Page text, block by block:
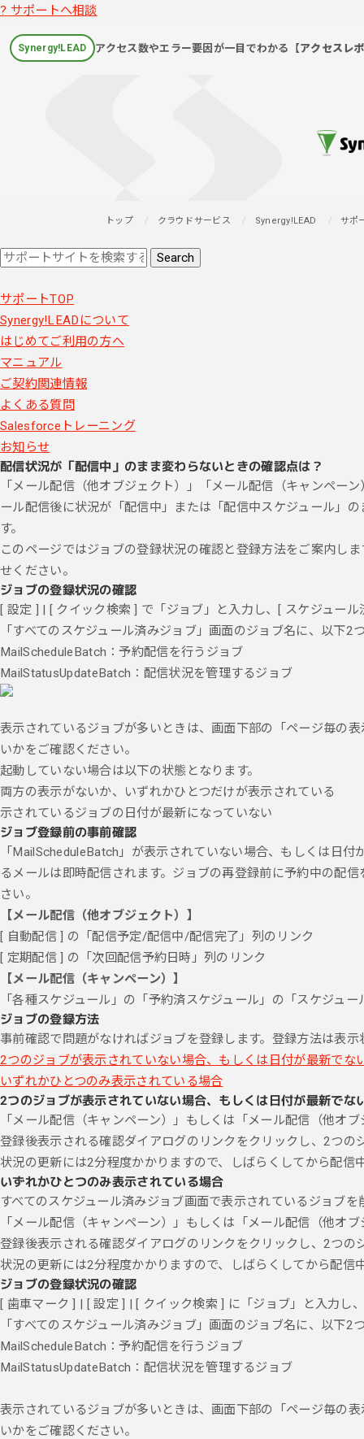
? サポートへ相談
Synergy!LEAD アクセス数やエラー要因が一目でわかる 【アクセスレ
トップ クラウドサービス Synergy!LEAD サポ
サポートTOP
Synergy!LEADについて
はじめてご利用の方へ
マニュアル
ご契約関連情報
よくある質問
Salesforceトレーニング
お知らせ
配信状況が「配信中」のまま変わらないときの確認点は？
「メール配信（他オブジェクト）」「メール配信（キャンペー
ール配信後に状況が「配信中」または「配信中スケジュール」
す。
このページではジョブの登録状況の確認と登録方法をご案内し
せください。
ジョブの登録状況の確認
[ 設定 ] | [ クイック検索 ] で「ジョブ」と入力し、[ スケジュー
「すべてのスケジュール済みジョブ」画面のジョブ名に、以下
MailScheduleBatch：予約配信を行うジョブ
MailStatusUpdateBatch：配信状況を管理するジョブ
表示されているジョブが多いときは、画面下部の「ページ毎の
いかをご確認ください。
起動していない場合は以下の状態となります。
両方の表示がないか、いずれかひとつだけが表示されている
示されているジョブの日付が最新になっていない
ジョブ登録前の事前確認
「MailScheduleBatch」が表示されていない場合、もしくは日
るメールは即時配信されます。ジョブの再登録前に予約中の配
さい。
【メール配信（他オブジェクト）】
[ 自動配信 ] の「配信予定/配信中/配信完了」列のリンク
[ 定期配信 ] の「次回配信予約日時」列のリンク
【メール配信（キャンペーン）】
「各種スケジュール」の「予約済スケジュール」の「スケジュ
ジョブの登録方法
事前確認で問題がなければジョブを登録します。登録方法は表
2つのジョブが表示されていない場合、もしくは日付が最新でな
いずれかひとつのみ表示されている場合
2つのジョブが表示されていない場合、もしくは日付が最新でな
「メール配信（キャンペーン）」もしくは「メール配信（他オ
登録後表示される確認ダイアログのリンクをクリックし、2つ
状況の更新には2分程度かかりますので、しばらくしてから配信
いずれかひとつのみ表示されている場合
すべてのスケジュール済みジョブ画面で表示されているジョブを
「メール配信（キャンペーン）」もしくは「メール配信（他オ
登録後表示される確認ダイアログのリンクをクリックし、2つ
状況の更新には2分程度かかりますので、しばらくしてから配信
ジョブの登録状況の確認
[ 歯車マーク ] | [ 設定 ] | [ クイック検索 ] に「ジョブ」と入力し
「すべてのスケジュール済みジョブ」画面のジョブ名に、以下
MailScheduleBatch：予約配信を行うジョブ
MailStatusUpdateBatch：配信状況を管理するジョブ
表示されているジョブが多いときは、画面下部の「ページ毎の
いかをご確認ください。